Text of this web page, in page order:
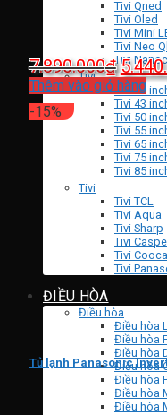
Tivi Qned
Tivi Oled
Tivi Mini
Tivi Neo
Tivi
Tivi
Tivi 32
Tivi 43
Tivi 50
Tivi 55
Tivi 65
Tivi 75
Tivi 85
Tivi
Tivi TCL
Tivi Aqua
Tivi Sharp
Tivi
Tivi
Tivi
ĐIỀU HÒA
Điều hòa
Điều hòa
Điều hòa
Điều hòa
Điều hòa
Điều hòa
Điều hòa
Điều hòa
7.890.000₫Giá
gốc
là:
Thêm vào giỏ hàng
-15%
Tủ lạnh Panasonic